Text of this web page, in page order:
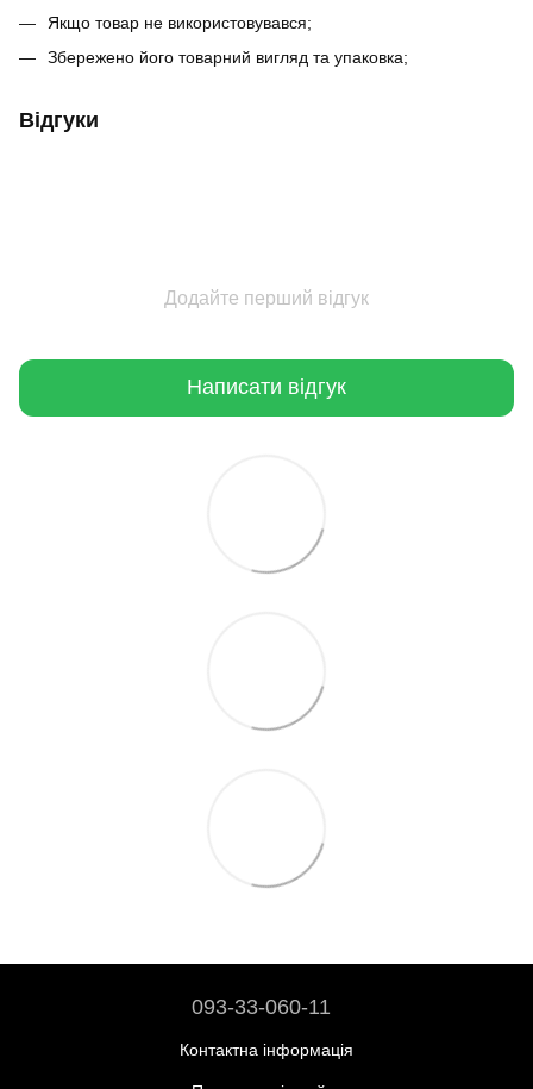
Якщо товар не використовувався;
Збережено його товарний вигляд та упаковка;
Відгуки
Додайте перший відгук
Написати відгук
093-33-060-11
Контактна інформація